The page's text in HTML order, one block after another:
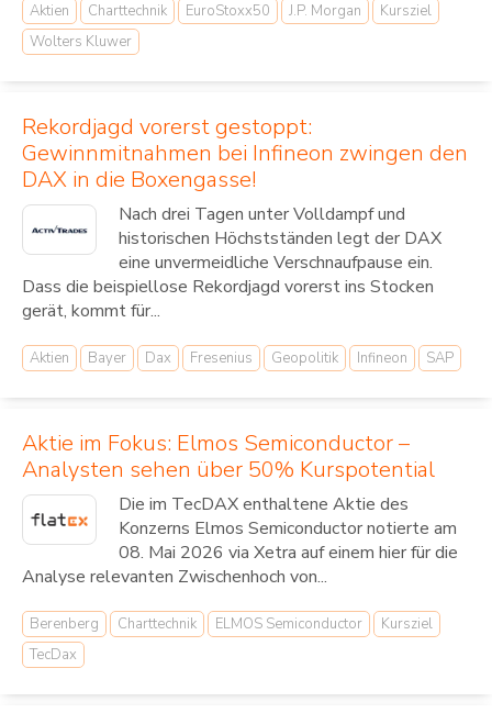
Aktien Charttechnik EuroStoxx50 J.P. Morgan
Kursziel
Wolters Kluwer
Rekordjagd vorerst gestoppt:
Gewinnmitnahmen bei Infineon zwingen den
DAX in die Boxengasse!
Nach drei Tagen unter Volldampf und
historischen Höchstständen legt der DAX
eine unvermeidliche Verschnaufpause ein.
Dass die beispiellose Rekordjagd vorerst ins Stocken
gerät, kommt für...
Aktien Bayer Dax Fresenius Geopolitik Infineon SAP
Aktie im Fokus: Elmos Semiconductor –
Analysten sehen über 50% Kurspotential
Die im TecDAX enthaltene Aktie des
Konzerns Elmos Semiconductor notierte am
08. Mai 2026 via Xetra auf einem hier für die
Analyse relevanten Zwischenhoch von...
Berenberg Charttechnik ELMOS Semiconductor
Kursziel
TecDax